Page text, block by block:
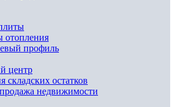
отопления
профиль
центр
складских остатков
недвижимости